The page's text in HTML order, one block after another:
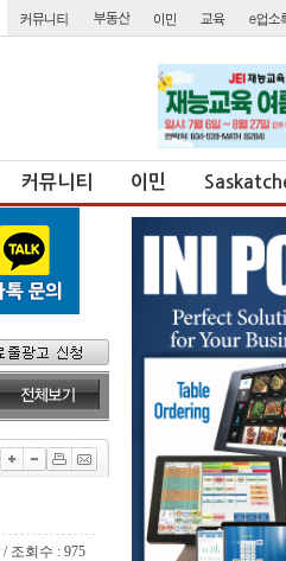
커뮤니티 이민
조회수 : 975